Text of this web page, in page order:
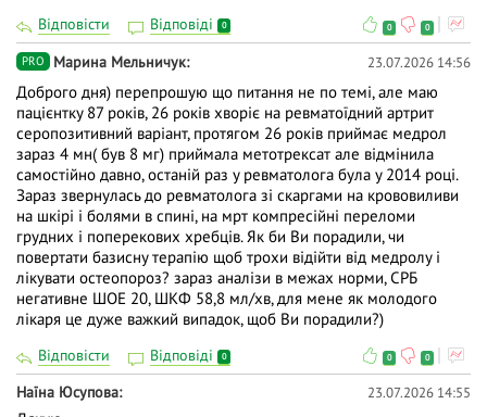
Відповісти Відповіді 0 0 0
PRO Марина Мельничук 23.07.2026 14:56
Доброго дня) перепрошую що питання не по темі, але маю
пацієнтку 87 років, 26 років хворіє на ревматоїдний артрит
серопозитивний варіант, протягом 26 років приймає медрол
зараз 4 мн( був 8 мг) приймала метотрексат але відмінила
самостійно давно, останій раз у ревматолога була у 2014 році.
Зараз звернулась до ревматолога зі скаргами на крововиливи
на шкірі і болями в спині, на мрт компресійні переломи
грудних і поперекових хребців. Як би Ви порадили, чи
повертати базисну терапію щоб трохи відійти від медролу і
лікувати остеопороз? зараз аналізи в межах норми, СРБ
негативне ШОЕ 20, ШКФ 58,8 мл/хв, для мене як молодого
лікаря це дуже важкий випадок, щоб Ви порадили?)
Відповісти Відповіді 0 0 0
Наїна Юсупова 23.07.2026 14:55